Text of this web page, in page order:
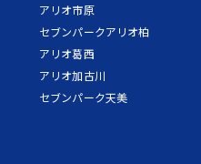
アリオ市原
セブンパークアリオ柏
アリオ葛西
アリオ加古川
セブンパーク天美